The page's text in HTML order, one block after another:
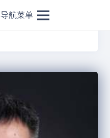
导航菜单